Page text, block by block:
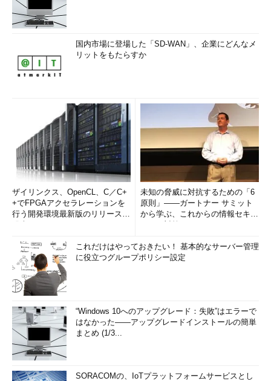
国内市場に登場した「SD-WAN」、企業にどんなメ
リットをもたらすか
ザイリンクス、OpenCL、C／C+
+でFPGAアクセラレーションを
行う開発環境最新版のリリースを
未知の脅威に対抗するための「6
原則」――ガートナー サミット
から学ぶ、これからの情報セキュ
これだけはやっておきたい！ 基本的なサーバー管理
に役立つグループポリシー設定
“Windows 10へのアップグレード：失敗”はエラーで
はなかった――アップグレードインストールの簡単
まとめ (1/3...
SORACOMの、IoTプラットフォームサービスとし